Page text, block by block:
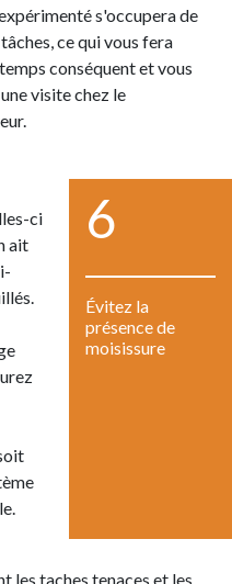
s'occupera de
ce qui vous fera
conséquent et vous
visite chez le
ci
ait
6
Évitez la
présence de
moisissure
les taches tenaces et les